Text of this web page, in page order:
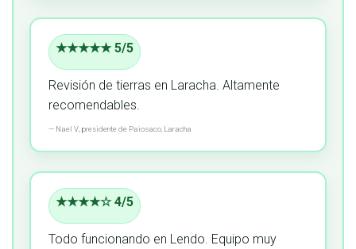
★★★★★ 5/5
Revisión de tierras en Laracha. Altamente
recomendables.
—Nael V.,presidentede Paiosaco, Laracha
★★★★☆ 4/5
Todo funcionando en Lendo. Equipo muy